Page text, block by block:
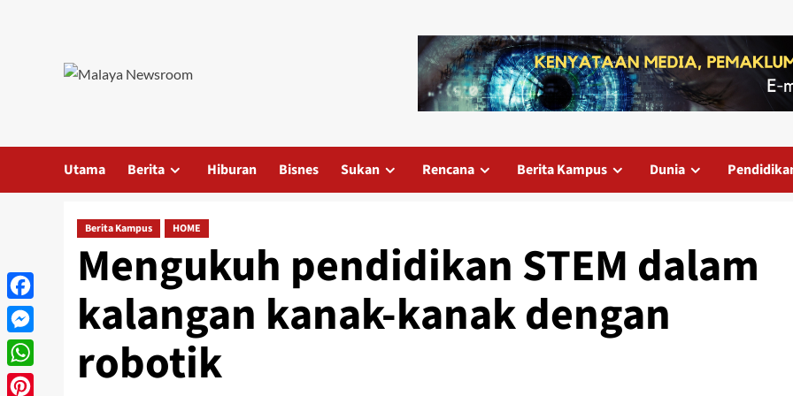
Utama Berita Hiburan Bisnes Sukan Rencana Berita Kampus Dunia
Berita Kampus HOME
Mengukuh pendidikan STEM dalam
kalangan kanak-kanak dengan
robotik
Facebook
Messenger
WhatsApp